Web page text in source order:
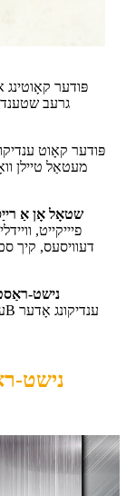
פּודער קאָוטינג
פּודער קאָוט
מעטאַל טיילן
שטאָל אָן אַ
פיייקייט,
דעוויסעס, קיך
נישט-
נישט-